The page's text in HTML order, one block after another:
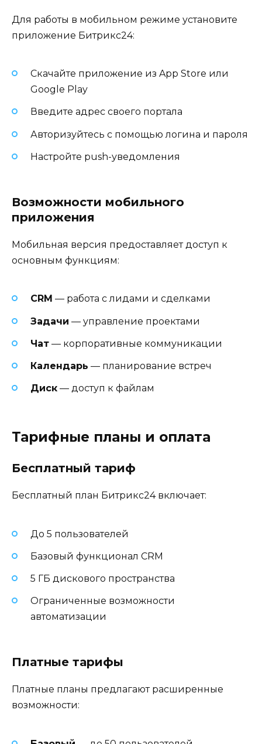
Для работы в мобильном режиме установите
приложение Битрикс24:
Скачайте приложение из App Store или
Google Play
Введите адрес своего портала
Авторизуйтесь с помощью логина и пароля
Настройте push-уведомления
Возможности мобильного
приложения
Мобильная версия предоставляет доступ к
основным функциям:
CRM — работа с лидами и сделками
Задачи — управление проектами
Чат — корпоративные коммуникации
Календарь — планирование встреч
Диск — доступ к файлам
Тарифные планы и оплата
Бесплатный тариф
Бесплатный план Битрикс24 включает:
До 5 пользователей
Базовый функционал CRM
5 ГБ дискового пространства
Ограниченные возможности
автоматизации
Платные тарифы
Платные планы предлагают расширенные
возможности: